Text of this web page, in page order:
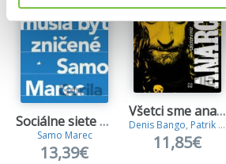
Sociálne siete musia byť zničené
Samo Marec
13,39€
Všetci sme anarchisti
Denis Bango, Patrik Garaj
11,85€